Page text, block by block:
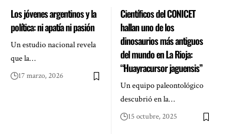
Los jóvenes argentinos y la
política: ni apatía ni pasión
Un estudio nacional revela
que la…
17 marzo, 2026
Científicos del CONICET
hallan uno de los
dinosaurios más antiguos
del mundo en La Rioja:
“Huayracursor jaguensis”
Un equipo paleontológico
descubrió en la…
15 octubre, 2025